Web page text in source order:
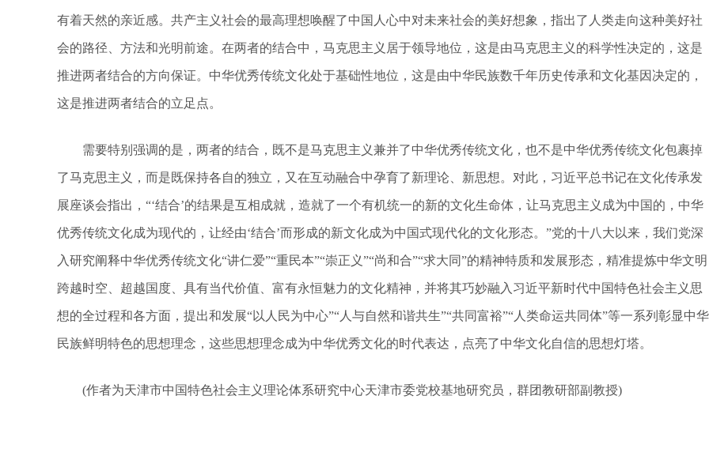
有着天然的亲近感。共产主义社会的最高理想唤醒了中国人心中对未来社会的美好想象，指出了人类走向这种美好社
会的路径、方法和光明前途。在两者的结合中，马克思主义居于领导地位，这是由马克思主义的科学性决定的，这是
推进两者结合的方向保证。中华优秀传统文化处于基础性地位，这是由中华民族数千年历史传承和文化基因决定的，
这是推进两者结合的立足点。
需要特别强调的是，两者的结合，既不是马克思主义兼并了中华优秀传统文化，也不是中华优秀传统文化包裹掉
了马克思主义，而是既保持各自的独立，又在互动融合中孕育了新理论、新思想。对此，习近平总书记在文化传承发
展座谈会指出，“‘结合’的结果是互相成就，造就了一个有机统一的新的文化生命体，让马克思主义成为中国的，中华
优秀传统文化成为现代的，让经由‘结合’而形成的新文化成为中国式现代化的文化形态。”党的十八大以来，我们党深
入研究阐释中华优秀传统文化“讲仁爱”“重民本”“崇正义”“尚和合”“求大同”的精神特质和发展形态，精准提炼中华文明
跨越时空、超越国度、具有当代价值、富有永恒魅力的文化精神，并将其巧妙融入习近平新时代中国特色社会主义思
想的全过程和各方面，提出和发展“以人民为中心”“人与自然和谐共生”“共同富裕”“人类命运共同体”等一系列彰显中华
民族鲜明特色的思想理念，这些思想理念成为中华优秀文化的时代表达，点亮了中华文化自信的思想灯塔。
(作者为天津市中国特色社会主义理论体系研究中心天津市委党校基地研究员，群团教研部副教授)